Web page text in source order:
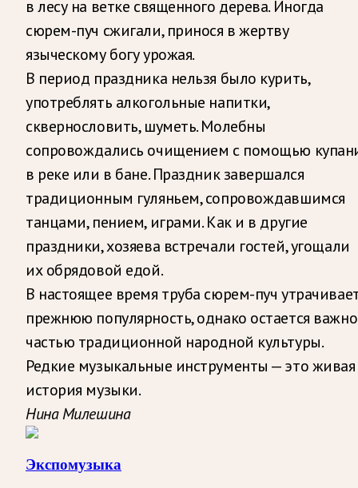
в лесу на ветке священного дерева. Иногда
сюрем-пуч сжигали, принося в жертву
языческому богу урожая.
В период праздника нельзя было курить,
употреблять алкогольные напитки,
сквернословить, шуметь. Молебны
сопровождались очищением с помощью
в реке или в бане. Праздник завершался
традиционным гуляньем, сопровождавшимся
танцами, пением, играми. Как и в другие
праздники, хозяева встречали гостей, угощали
их обрядовой едой.
В настоящее время труба сюрем-пуч
прежнюю популярность, однако остается
частью традиционной народной культуры.
Редкие музыкальные инструменты — это живая
история музыки.
Нина Милешина
Экспомузыка